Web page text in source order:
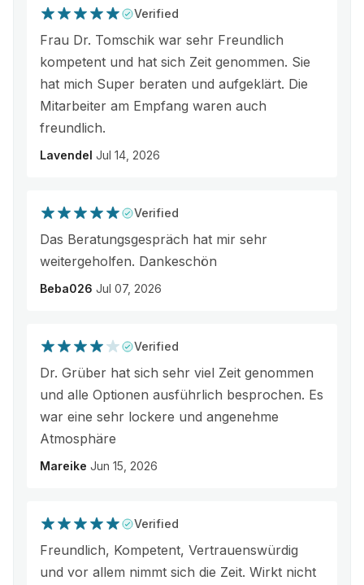
Verified
Frau Dr. Tomschik war sehr Freundlich
kompetent und hat sich Zeit genommen. Sie
hat mich Super beraten und aufgeklärt. Die
Mitarbeiter am Empfang waren auch
freundlich.
Lavendel Jul 14, 2026
Verified
Das Beratungsgespräch hat mir sehr
weitergeholfen. Dankeschön
Beba026 Jul 07, 2026
Verified
Dr. Grüber hat sich sehr viel Zeit genommen
und alle Optionen ausführlich besprochen. Es
war eine sehr lockere und angenehme
Atmosphäre
Mareike Jun 15, 2026
Verified
Freundlich, Kompetent, Vertrauenswürdig
und vor allem nimmt sich die Zeit. Wirkt nicht